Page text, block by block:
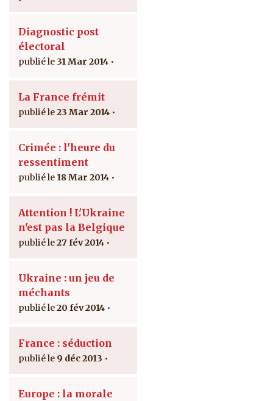
Diagnostic post
électoral
31 Mar 2014
La France frémit
23 Mar 2014
Crimée : l'heure du
ressentiment
18 Mar 2014
Attention ! L'Ukraine
n'est pas la Belgique
27 fév 2014
Ukraine : un jeu de
méchants
20 fév 2014
France : séduction
9 déc 2013
Europe : la morale